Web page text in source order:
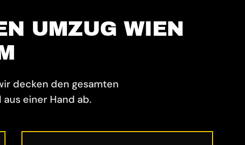
UMZUG WIEN
decken den gesamten
einer Hand ab.